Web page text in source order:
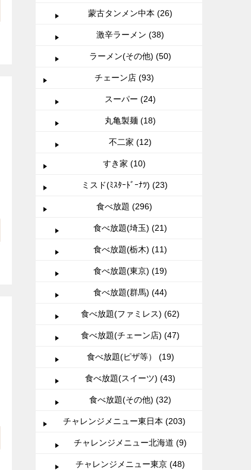
蒙古タンメン中本 (26)
激辛ラーメン (38)
ラーメン(その他) (50)
チェーン店 (93)
スーパー (24)
丸亀製麺 (18)
不二家 (12)
すき家 (10)
ミスド(ﾐｽﾀｰﾄﾞｰﾅﾂ) (23)
食べ放題 (296)
食べ放題(埼玉) (21)
食べ放題(栃木) (11)
食べ放題(東京) (19)
食べ放題(群馬) (44)
食べ放題(ファミレス) (62)
食べ放題(チェーン店) (47)
食べ放題(ピザ等） (19)
食べ放題(スイーツ) (43)
食べ放題(その他) (32)
チャレンジメニュー東日本 (203)
チャレンジメニュー北海道 (9)
チャレンジメニュー東京 (48)